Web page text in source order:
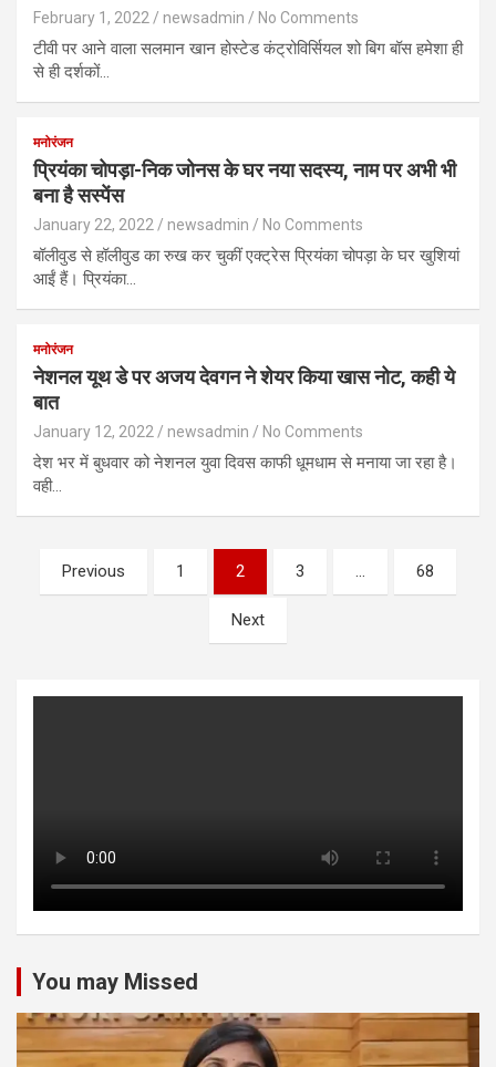
February 1, 2022 newsadmin No Comments
टीवी पर आने वाला सलमान खान होस्टेड कंट्रोविर्सियल शो बिग बॉस हमेशा ही
से ही दर्शकों…
मनोरंजन
प्रियंका चोपड़ा-निक जोनस के घर नया सदस्य, नाम पर अभी भी
बना है सस्पेंस
January 22, 2022 newsadmin No Comments
बॉलीवुड से हॉलीवुड का रुख कर चुकीं एक्ट्रेस प्रियंका चोपड़ा के घर खुशियां
आईं हैं। प्रियंका…
मनोरंजन
नेशनल यूथ डे पर अजय देवगन ने शेयर किया खास नोट, कही ये
बात
January 12, 2022 newsadmin No Comments
देश भर में बुधवार को नेशनल युवा दिवस काफी धूमधाम से मनाया जा रहा है।
वही…
Posts
pagination
Previous 1 2 3 … 68
Next
You may Missed